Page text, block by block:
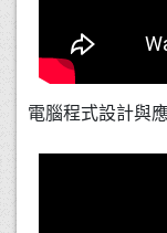
電腦程式設計與